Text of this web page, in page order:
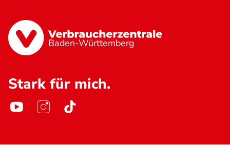
Baden-Württemberg
Stark für mich.